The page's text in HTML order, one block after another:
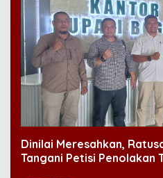
Dinilai Meresahkan,
Tangani Petisi Penolakan